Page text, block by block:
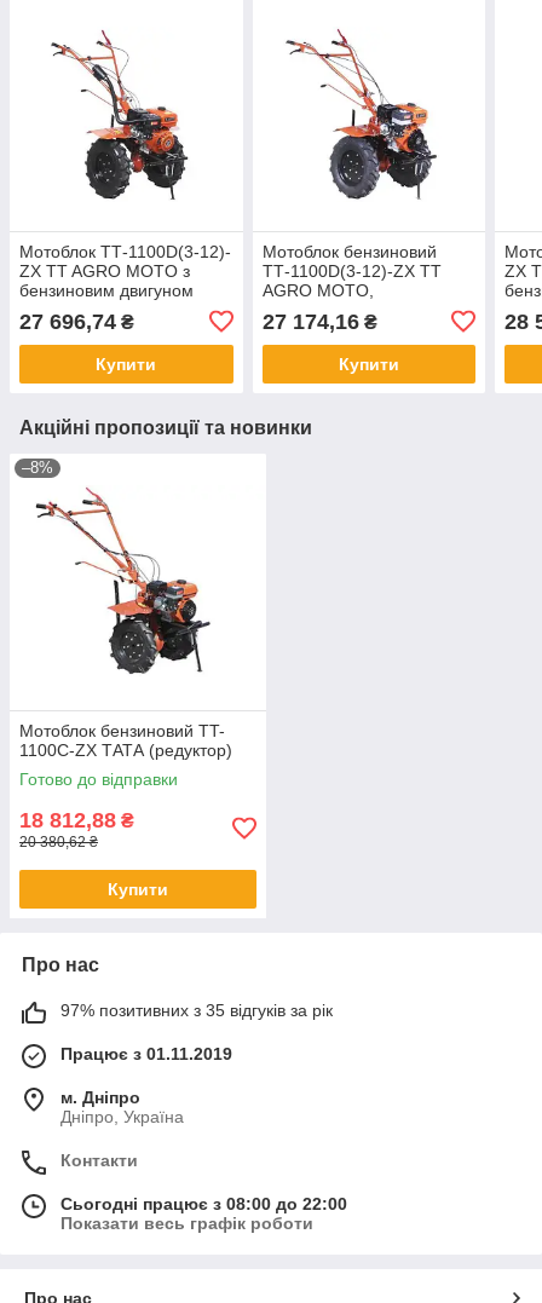
Мотоблок ТТ-1100D(3-12)-
ZX TT AGRO MOTO з
бензиновим двигуном
27 696,74 ₴
Купити
Мотоблок бензиновий
ТТ-1100D(3-12)-ZX TT
AGRO MOTO,
(редукторний 3+1) двигун
177F, 9 л.с., колесо 5*12
27 174,16₴
Купити
ZX
28
Акційні пропозиції та новинки
–8%
Мотоблок бензиновий TT-
1100C-ZX ТАТА (редуктор)
Готово до відправки
18 812,88 ₴
20 380,62 ₴
Купити
Про нас
97% позитивних з 35 відгуків за рік
Працює з 01.11.2019
м. Дніпро
Дніпро, Україна
Контакти
Сьогодні працює з 08:00 до 22:00
Показати весь графік роботи
Про нас